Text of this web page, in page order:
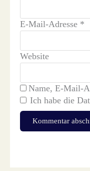
E-Mail-Adresse *
Website
Name, E-Mail-
Ich habe die